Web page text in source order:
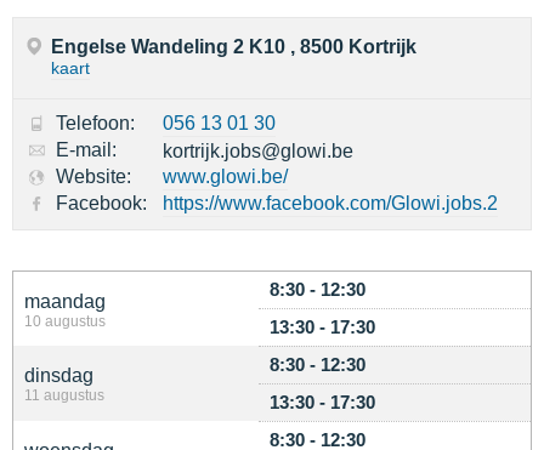
maandag
10 augustus
8:30 - 12:30
13:30 - 17:30
dinsdag
11 augustus
8:30 - 12:30
13:30 - 17:30
8:30 - 12:30
Engelse Wandeling 2 K10 , 8500 Kortrijk
kaart
Telefoon:
056 13 01 30
E-mail:
kortrijk.jobs@glowi.be
Website:
www.glowi.be/
Facebook:
https://www.facebook.com/Glowi.jobs.2